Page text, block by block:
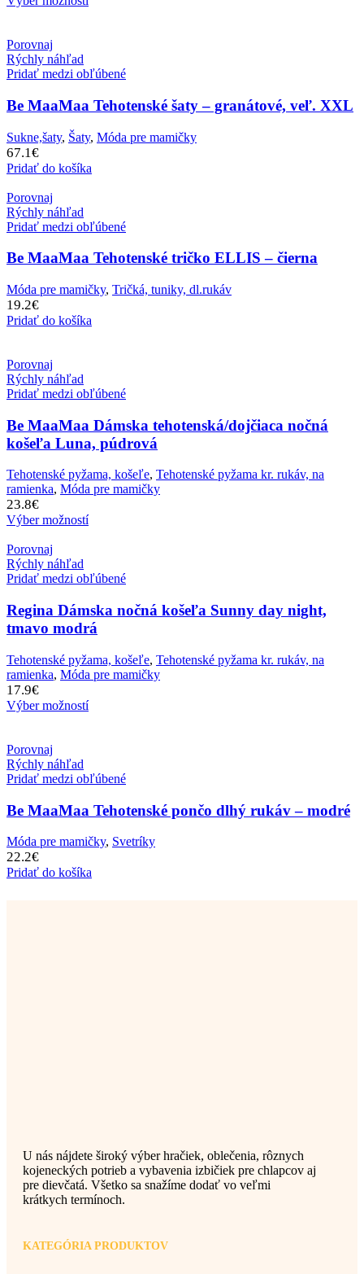
Porovnaj
Rýchly náhľad
Pridať medzi obľúbené
Be MaaMaa Tehotenské šaty – granátové, veľ. XXL
Sukne,šaty, Šaty, Móda pre mamičky
67.1€
Pridať do košíka
Porovnaj
Rýchly náhľad
Pridať medzi obľúbené
Be MaaMaa Tehotenské tričko ELLIS – čierna
Móda pre mamičky, Tričká, tuniky, dl.rukáv
19.2€
Pridať do košíka
Porovnaj
Rýchly náhľad
Pridať medzi obľúbené
Be MaaMaa Dámska tehotenská/dojčiaca nočná
košeľa Luna, púdrová
Tehotenské pyžama, košeľe, Tehotenské pyžama kr. rukáv, na
ramienka, Móda pre mamičky
23.8€
Výber možností
Porovnaj
Rýchly náhľad
Pridať medzi obľúbené
Regina Dámska nočná košeľa Sunny day night,
tmavo modrá
Tehotenské pyžama, košeľe, Tehotenské pyžama kr. rukáv, na
ramienka, Móda pre mamičky
17.9€
Výber možností
Porovnaj
Rýchly náhľad
Pridať medzi obľúbené
Be MaaMaa Tehotenské pončo dlhý rukáv – modré
Móda pre mamičky, Svetríky
22.2€
Pridať do košíka
U nás nájdete široký výber hračiek, oblečenia, rôznych
kojeneckých potrieb a vybavenia izbičiek pre chlapcov aj
pre dievčatá. Všetko sa snažíme dodať vo veľmi
krátkych termínoch.
KATEGÓRIA PRODUKTOV